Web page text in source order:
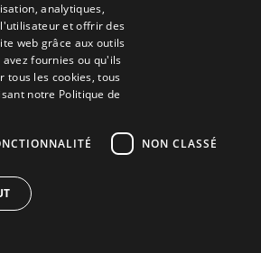
vente
50620 - Casetas
analytiques,
et offrir des
web grâce aux outils
fournies ou qu'ils
tous les cookies, tous
notre Politique de
NON CLASSÉ